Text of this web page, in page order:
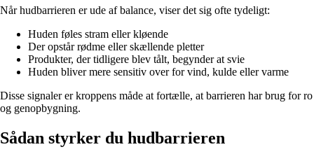
Når hudbarrieren er ude af balance, viser det sig ofte tydeligt:
Huden føles stram eller kløende
Der opstår rødme eller skællende pletter
Produkter, der tidligere blev tålt, begynder at svie
Huden bliver mere sensitiv over for vind, kulde eller varme
Disse signaler er kroppens måde at fortælle, at barrieren har brug for ro
og genopbygning.
Sådan styrker du hudbarrieren